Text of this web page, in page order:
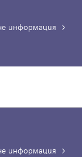
информация
информация